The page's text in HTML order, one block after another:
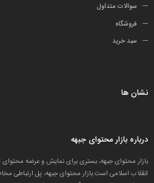
سوالات متداول
فروشگاه
سبد خرید
نشان ها
درباره بازار محتوای جبهه
بازار محتوای جبهه، بستری برای نمایش و عرضه
انقلاب اسلامی است.بازار محتوای جبهه، پل ارتباطی